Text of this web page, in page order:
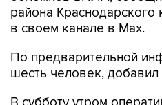
района
в своем канале в Max.
По предварительной
шесть человек, добавил